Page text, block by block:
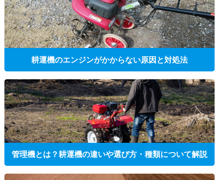
耕運機のエンジンがかからない原因と対処法
管理機とは？耕運機の違いや選び方・種類について解説